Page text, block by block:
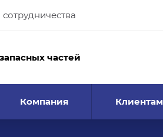
частей
Компания Клиентам